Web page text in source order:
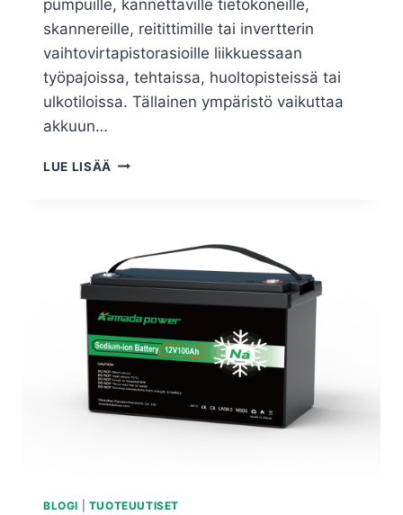
pumpuille, kannettaville tietokoneille,
skannereille, reitittimille tai invertterin
vaihtovirtapistorasioille liikkuessaan
työpajoissa, tehtaissa, huoltopisteissä tai
ulkotiloissa. Tällainen ympäristö vaikuttaa
akkuun…
LUE LISÄÄ
BLOGI TUOTEUUTISET